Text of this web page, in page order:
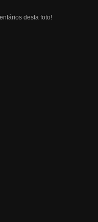
desta foto!